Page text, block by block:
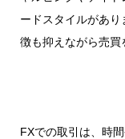
ードスタイルがあ
徴も抑えながら売買
FXでの取引は、時